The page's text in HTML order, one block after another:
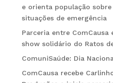
e orienta população
situações de emergência
Parceria entre ComCausa
show solidário do Ratos
ComuniSaúde: Dia
ComCausa recebe